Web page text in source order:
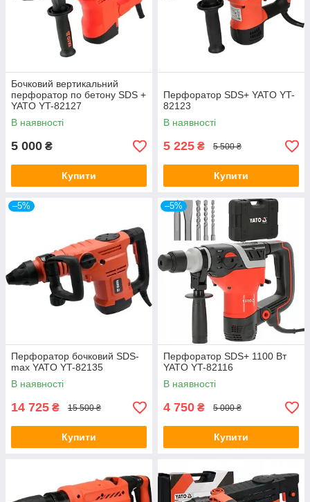
Бочковий вертикальний
перфоратор по бетону SDS +
YATO YT-82127
В наявності
5 000 ₴
Купити
Перфоратор SDS+ YATO YT-
82123
В наявності
5 225 ₴ 5 500 ₴
Купити
–5%
Перфоратор бочковий SDS-
max YATO YT-82135
В наявності
14 725 ₴ 15 500 ₴
Купити
–5%
Перфоратор SDS+ 1100 Вт
YATO YT-82116
В наявності
4 750 ₴ 5 000 ₴
Купити